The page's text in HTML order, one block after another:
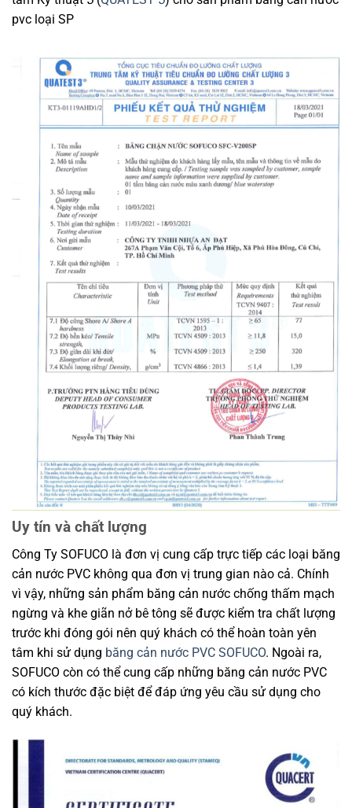
pvc loại SP
Uy tín và chất lượng
Công Ty SOFUCO là đơn vị cung cấp trực tiếp các loại băng
cản nước PVC không qua đơn vị trung gian nào cả. Chính
vì vậy, những sản phẩm băng cản nước chống thấm mạch
ngừng và khe giãn nở bê tông sẽ được kiểm tra chất lượng
trước khi đóng gói nên quý khách có thể hoàn toàn yên
tâm khi sử dụng băng cản nước PVC SOFUCO. Ngoài ra,
SOFUCO còn có thể cung cấp những băng cản nước PVC
có kích thước đặc biệt để đáp ứng yêu cầu sử dụng cho
quý khách.